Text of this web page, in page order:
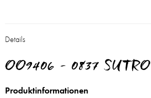
Details
OO9406 - 0837 SUTRO
Produktinformationen